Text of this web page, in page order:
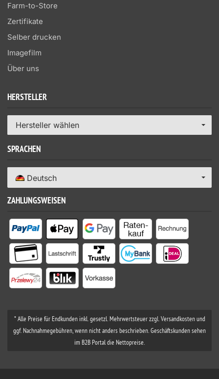
Farm-to-Store
Zertifikate
Selber drucken
Imagefilm
Über uns
HERSTELLER
Hersteller wählen
SPRACHEN
Deutsch
ZAHLUNGSWEISEN
* Alle Preise für Endkunden inkl. gesetzl. Mehrwertsteuer zzgl. Versandkosten und
ggf. Nachnahmegebühren, wenn nicht anders beschrieben. Geschäftskunden sehen
im B2B Portal die Nettopreise.